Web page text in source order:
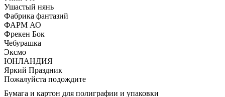
Ушастый нянь
Фабрика фантазий
ФАРМ АО
Фрекен Бок
Чебурашка
Эксмо
ЮНЛАНДИЯ
Яркий Праздник
Пожалуйста подождите
Бумага и картон для полиграфии и упаковки